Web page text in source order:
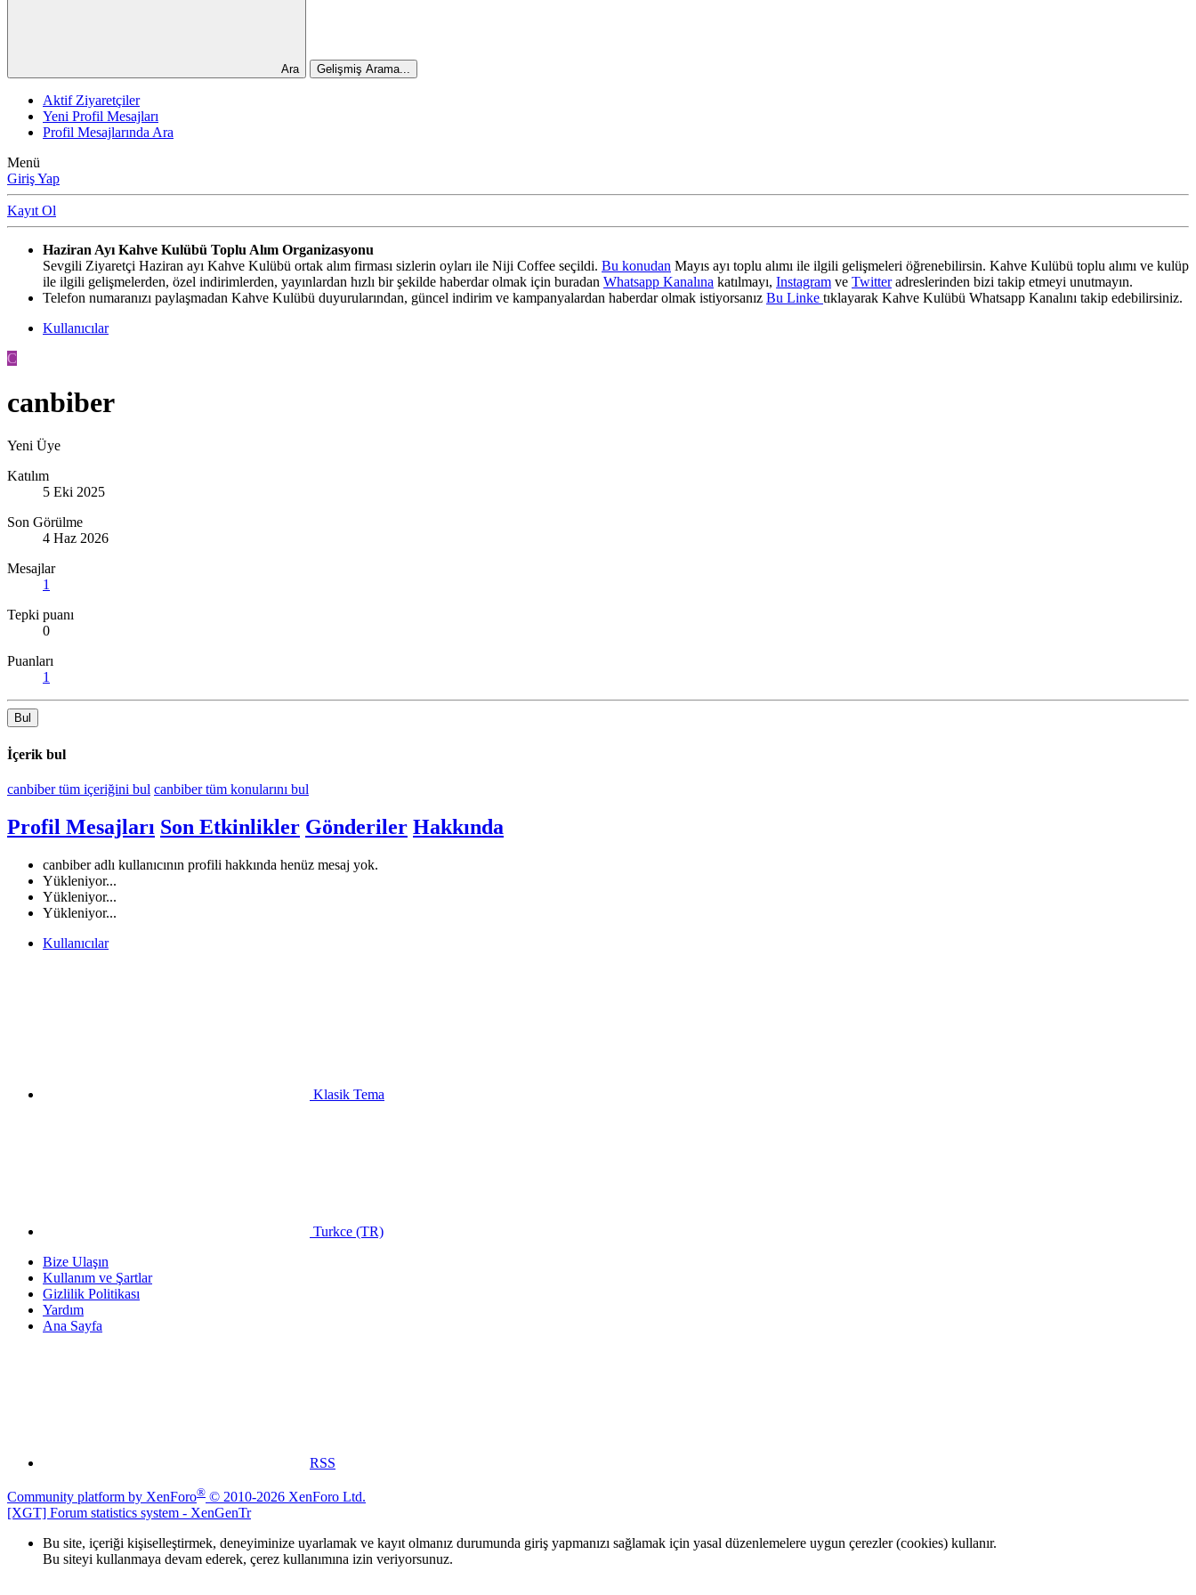
Ara Gelişmiş Arama...
Aktif Ziyaretçiler
Yeni Profil Mesajları
Profil Mesajlarında Ara
Menü
Giriş Yap
Kayıt Ol
Haziran Ayı Kahve Kulübü Toplu Alım Organizasyonu
Sevgili Ziyaretçi Haziran ayı Kahve Kulübü ortak alım firması sizlerin oyları ile Niji Coffee seçildi. Bu konudan Mayıs ayı toplu alımı ile ilgili gelişmeleri öğrenebilirsin. Kahve Kulübü toplu alımı ve kulüp
ile ilgili gelişmelerden, özel indirimlerden, yayınlardan hızlı bir şekilde haberdar olmak için buradan Whatsapp Kanalına katılmayı, Instagram ve Twitteradreslerinden bizi takip etmeyi unutmayın.
Telefon numaranızı paylaşmadan Kahve Kulübü duyurularından, güncel indirim ve kampanyalardan haberdar olmak istiyorsanız Bu Linke tıklayarak Kahve Kulübü Whatsapp Kanalını takip edebilirsiniz.
Kullanıcılar
C
canbiber
Yeni Üye
Katılım
5 Eki 2025
Son Görülme
4 Haz 2026
Mesajlar
1
Tepki puanı
0
Puanları
1
Bul
İçerik bul
canbiber tüm içeriğini bul canbiber tüm konularını bul
Profil Mesajları Son Etkinlikler Gönderiler Hakkında
canbiber adlı kullanıcının profili hakkında henüz mesaj yok.
Yükleniyor...
Yükleniyor...
Yükleniyor...
Kullanıcılar
Klasik Tema
Turkce (TR)
Bize Ulaşın
Kullanım ve Şartlar
Gizlilik Politikası
Yardım
Ana Sayfa
RSS
Community platform by XenForo® © 2010-2026 XenForo Ltd.
[XGT] Forum statistics system - XenGenTr
Bu site, içeriği kişiselleştirmek, deneyiminize uyarlamak ve kayıt olmanız durumunda giriş yapmanızı sağlamak için yasal düzenlemelere uygun çerezler (cookies) kullanır.
Bu siteyi kullanmaya devam ederek, çerez kullanımına izin veriyorsunuz.